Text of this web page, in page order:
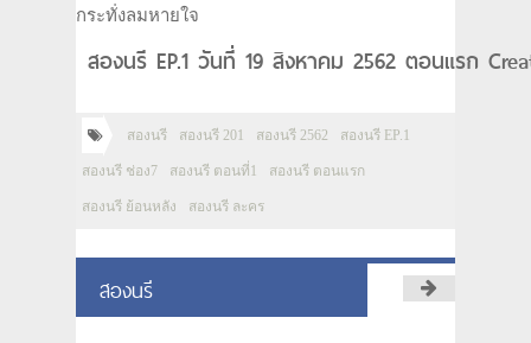
กระทั่งลมหายใจ
สองนรี EP.1 วันที่ 19 สิงหาคม 2562 ตอนแรก
สองนรี สองนรี 201 สองนรี 2562 สองนรี EP.1
สองนรี ช่อง7 สองนรี ตอนที่1 สองนรี ตอนแรก
สองนรี ย้อนหลัง สองนรี ละคร
สองนรี